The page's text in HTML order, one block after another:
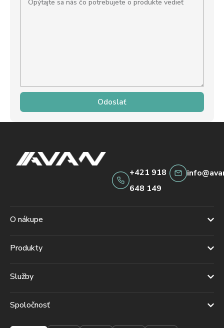
Odoslať
+421 918
648 149
O nákupe
Produkty
Služby
Spoločnosť